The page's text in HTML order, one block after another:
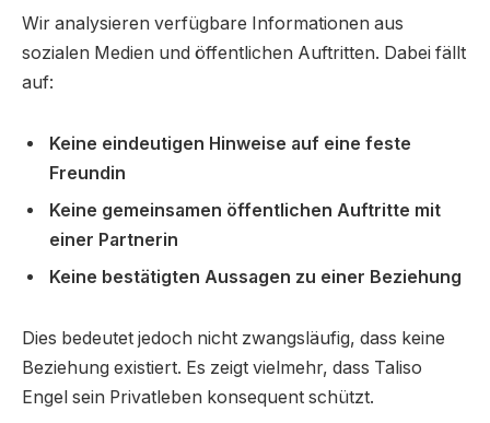
Wir analysieren verfügbare Informationen aus
sozialen Medien und öffentlichen Auftritten. Dabei fällt
auf:
Keine eindeutigen Hinweise auf eine feste
Freundin
Keine gemeinsamen öffentlichen Auftritte mit
einer Partnerin
Keine bestätigten Aussagen zu einer Beziehung
Dies bedeutet jedoch nicht zwangsläufig, dass keine
Beziehung existiert. Es zeigt vielmehr, dass Taliso
Engel sein Privatleben konsequent schützt.